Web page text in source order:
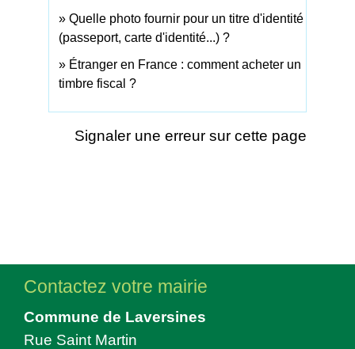
Quelle photo fournir pour un titre d'identité
(passeport, carte d'identité...) ?
Étranger en France : comment acheter un
timbre fiscal ?
Signaler une erreur sur cette page
Contactez votre mairie
Commune de Laversines
Rue Saint Martin